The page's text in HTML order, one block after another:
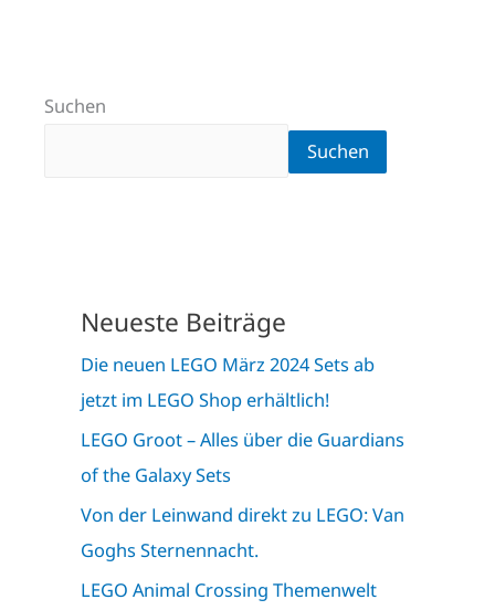
Suchen
Suchen
Neueste Beiträge
Die neuen LEGO März 2024 Sets ab
jetzt im LEGO Shop erhältlich!
LEGO Groot – Alles über die Guardians
of the Galaxy Sets
Von der Leinwand direkt zu LEGO: Van
Goghs Sternennacht.
LEGO Animal Crossing Themenwelt